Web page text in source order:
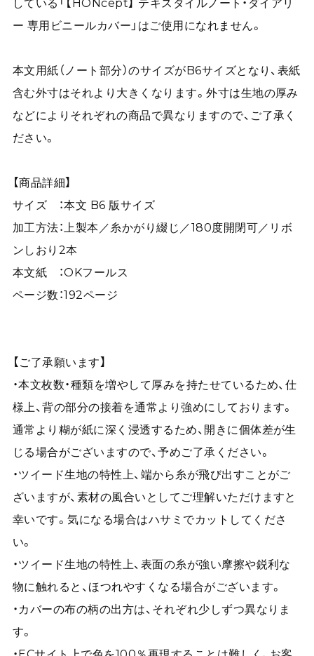
している「【HONcept】 テキスタイルノート・ダイアリ
ー 専用ビニールカバー」はご使用になれません。
本文用紙（ノート部分）のサイズがB6サイズとなり、表紙
含む外寸はそれより大きくなります。外寸は生地の厚み
などによりそれぞれの商品で異なりますので、ご了承く
ださい。
【商品詳細】
サイズ ：本文 B6 版サイズ
加工方法：上製本／糸かがり綴じ／180度開閉可／リボ
ンしおり2本
本文紙 ：OKフールス
ページ数：192ページ
【ご了承願います】
・本文枚数・種類を増やして厚みを持たせているため、仕
様上、背の部分の接着を通常より強めにしております。
通常より糊が紙に深く浸透するため、開きに個体差が生
じる場合がございますので、予めご了承ください。
・ツイード生地の特性上、端から糸が飛び出すことがご
ざいますが、素材の風合いとしてご理解いただけますと
幸いです。気になる場合はハサミでカットしてくださ
い。
・ツイード生地の特性上、表面の糸が強い摩擦や鋭利な
物に触れると、ほつれやすくなる場合がございます。
・カバーの布の柄の出方は、それぞれ少しずつ異なりま
す。